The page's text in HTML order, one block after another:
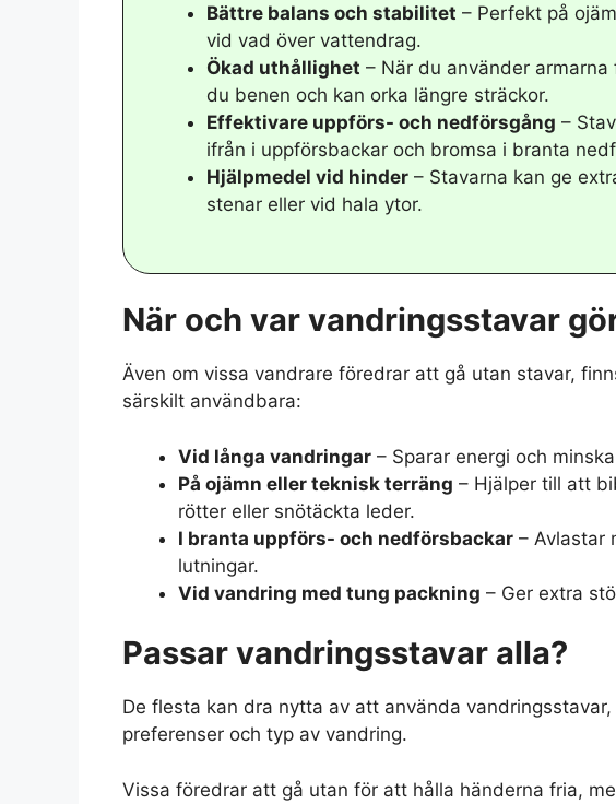
Bättre balans och stabilitet – Perfekt på
vid vad över vattendrag.
Ökad uthållighet – När du använder
du benen och kan orka längre sträckor.
Effektivare uppförs- och nedförsgång –
ifrån i uppförsbackar och bromsa i branta
Hjälpmedel vid hinder – Stavarna kan ge
stenar eller vid hala ytor.
När och var vandringsstavar
Även om vissa vandrare föredrar att gå utan stavar,
särskilt användbara:
Vid långa vandringar – Sparar energi och
På ojämn eller teknisk terräng – Hjälper till att
rötter eller snötäckta leder.
I branta uppförs- och nedförsbackar – Avlastar
lutningar.
Vid vandring med tung packning – Ger extra
Passar vandringsstavar alla?
De flesta kan dra nytta av att använda
preferenser och typ av vandring.
Vissa föredrar att gå utan för att hålla händerna fria,